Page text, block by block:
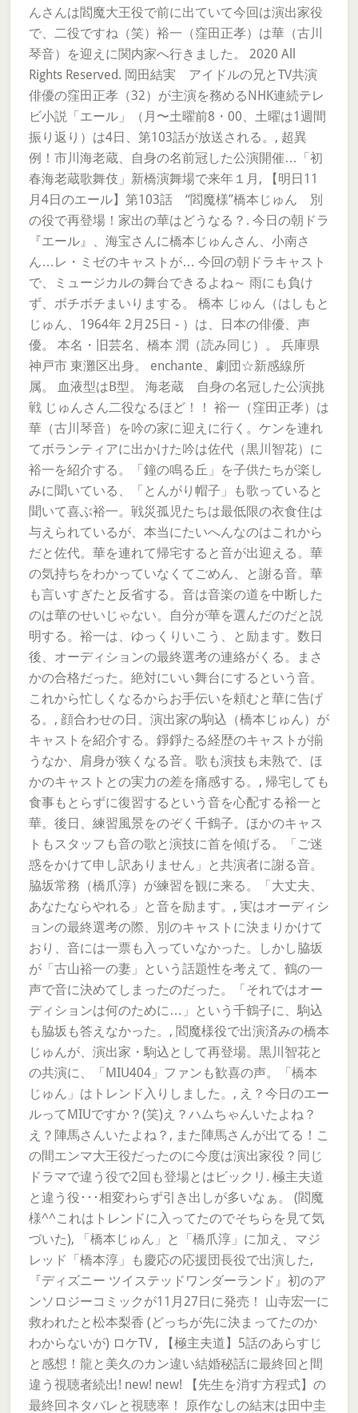
んさんは閻魔大王役で前に出ていて今回は演出家役
で、二役ですね（笑）裕一（窪田正孝）は華（古川
琴音）を迎えに関内家へ行きました。 2020 All
Rights Reserved. 岡田結実 アイドルの兄とTV共演
俳優の窪田正孝（32）が主演を務めるNHK連続テレ
ビ小説「エール」（月〜土曜前8・00、土曜は1週間
振り返り）は4日、第103話が放送される。, 超異
例！市川海老蔵、自身の名前冠した公演開催…「初
春海老蔵歌舞伎」新橋演舞場で来年１月, 【明日11
月4日のエール】第103話 “閻魔様”橋本じゅん 別
の役で再登場！家出の華はどうなる？. 今日の朝ドラ
『エール』、海宝さんに橋本じゅんさん、小南さ
ん…レ・ミゼのキャストが… 今回の朝ドラキャスト
で、ミュージカルの舞台できるよね～ 雨にも負け
ず、ボチボチまいりまする。 橋本 じゅん（はしもと
じゅん、1964年 2月25日 - ）は、日本の俳優、声
優。 本名・旧芸名、橋本 潤（読み同じ）。 兵庫県
神戸市 東灘区出身。 enchante、劇団☆新感線所
属。 血液型はB型。 海老蔵 自身の名冠した公演挑
戦 じゅんさん二役なるほど！！ 裕一（窪田正孝）は
華（古川琴音）を吟の家に迎えに行く。ケンを連れ
てボランティアに出かけた吟は佐代（黒川智花）に
裕一を紹介する。「鐘の鳴る丘」を子供たちが楽し
みに聞いている、「とんがり帽子」も歌っていると
聞いて喜ぶ裕一。戦災孤児たちは最低限の衣食住は
与えられているが、本当にたいへんなのはこれから
だと佐代。華を連れて帰宅すると音が出迎える。華
の気持ちをわかっていなくてごめん、と謝る音。華
も言いすぎたと反省する。音は音楽の道を中断した
のは華のせいじゃない。自分が華を選んだのだと説
明する。裕一は、ゆっくりいこう、と励ます。数日
後、オーディションの最終選考の連絡がくる。まさ
かの合格だった。絶対にいい舞台にするという音。
これから忙しくなるからお手伝いを頼むと華に告げ
る。, 顔合わせの日。演出家の駒込（橋本じゅん）が
キャストを紹介する。錚錚たる経歴のキャストが揃
うなか、肩身が狭くなる音。歌も演技も未熟で、ほ
かのキャストとの実力の差を痛感する。, 帰宅しても
食事もとらずに復習するという音を心配する裕一と
華。後日、練習風景をのぞく千鶴子。ほかのキャス
トもスタッフも音の歌と演技に首を傾げる。「ご迷
惑をかけて申し訳ありません」と共演者に謝る音。
脇坂常務（橋爪淳）が練習を観に来る。「大丈夫、
あなたならやれる」と音を励ます。, 実はオーディシ
ョンの最終選考の際、別のキャストに決まりかけて
おり、音には一票も入っていなかった。しかし脇坂
が「古山裕一の妻」という話題性を考えて、鶴の一
声で音に決めてしまったのだった。「それではオー
ディションは何のために…」という千鶴子に、駒込
も脇坂も答えなかった。, 閻魔様役で出演済みの橋本
じゅんが、演出家・駒込として再登場。黒川智花と
の共演に、「MIU404」ファンも歓喜の声。「橋本
じゅん」はトレンド入りしました。, え？今日のエー
ルってMIUですか？(笑)え？ハムちゃんいたよね？
え？陣馬さんいたよね？, また陣馬さんが出てる！こ
の間エンマ大王役だったのに今度は演出家役？同じ
ドラマで違う役で2回も登場とはビックリ. 極主夫道
と違う役･･･相変わらず引き出しが多いなぁ。 (閻魔
様^^これはトレンドに入ってたのでそちらを見て気
づいた), 「橋本じゅん」と「橋爪淳」に加え、マジ
レッド「橋本淳」も慶応の応援団長役で出演した,
『ディズニー ツイステッドワンダーランド』初のア
ンソロジーコミックが11月27日に発売！ 山寺宏一に
救われたと松本梨香 (どっちが先に決まってたのか
わからないが) ロケTV , 【極主夫道】5話のあらすじ
と感想！龍と美久のカン違い結婚秘話に最終回と間
違う視聴者続出! new! new! 【先生を消す方程式】の
最終回ネタバレと視聴率！ 原作なしの結末は田中圭